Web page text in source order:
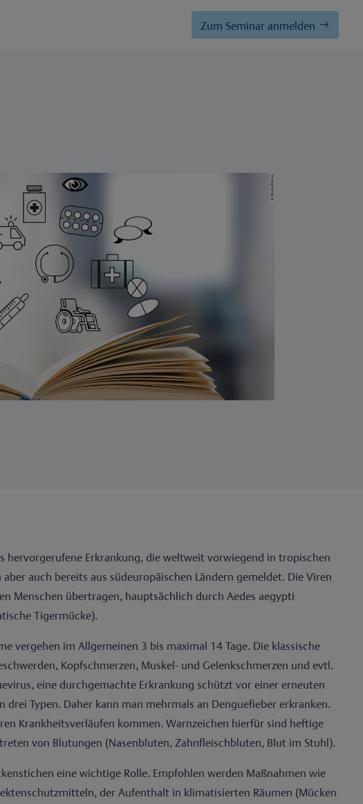
Zum Seminar anmelden
hervorgerufene Erkrankung, die weltweit vorwiegend in tropischen
auch bereits aus südeuropäischen Ländern gemeldet. Die Viren
Menschen übertragen, hauptsächlich durch Aedes aegypti
Tigermücke).
im Allgemeinen 3 bis maximal 14 Tage. Die klassische
Kopfschmerzen, Muskel- und Gelenkschmerzen und evtl.
eine durchgemachte Erkrankung schützt vor einer erneuten
Typen. Daher kann man mehrmals an Denguefieber erkranken.
Krankheitsverläufen kommen. Warnzeichen hierfür sind heftige
von Blutungen (Nasenbluten, Zahnfleischbluten, Blut im Stuhl).
eine wichtige Rolle. Empfohlen werden Maßnahmen wie
der Aufenthalt in klimatisierten Räumen (Mücken